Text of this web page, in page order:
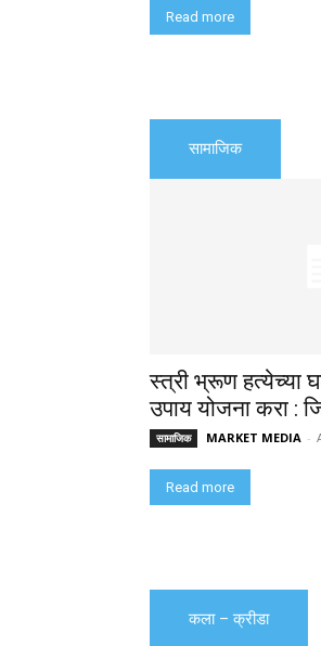
Read more
सामाजिक
स्त्री भ्रूण हत्येच्या
उपाय योजना करा :
सामाजिक MARKET MEDIA -
Read more
कला – क्रीडा